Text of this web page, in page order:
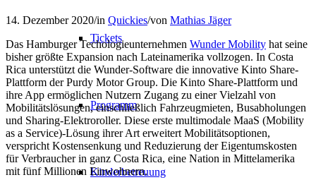
Tickets
Programm
Kinderbetreuung
14. Dezember 2020/in Quickies/von Mathias Jäger
Das Hamburger Techologieunternehmen Wunder Mobility hat seine
bisher größte Expansion nach Lateinamerika vollzogen. In Costa
Rica unterstützt die Wunder-Software die innovative Kinto Share-
Plattform der Purdy Motor Group. Die Kinto Share-Plattform und
ihre App ermöglichen Nutzern Zugang zu einer Vielzahl von
Mobilitätslösungen, einschließlich Fahrzeugmieten, Busabholungen
und Sharing-Elektroroller. Diese erste multimodale MaaS (Mobility
as a Service)-Lösung ihrer Art erweitert Mobilitätsoptionen,
verspricht Kostensenkung und Reduzierung der Eigentumskosten
für Verbraucher in ganz Costa Rica, eine Nation in Mittelamerika
mit fünf Millionen Einwohnern.